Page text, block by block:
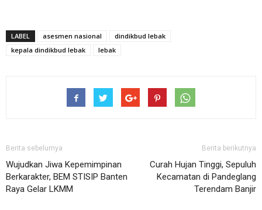
LABEL asesmen nasional
dindikbud lebak
kepala dindikbud lebak
lebak
Berita sebelumya
Wujudkan Jiwa Kepemimpinan
Berkarakter, BEM STISIP Banten
Raya Gelar LKMM
Berita berikutnya
Curah Hujan Tinggi, Sepuluh
Kecamatan di Pandeglang
Terendam Banjir